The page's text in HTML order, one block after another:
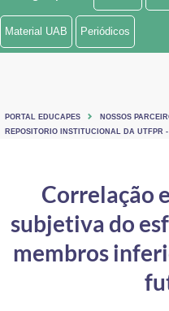
Ministério de Minas e Energia
Ministério do Turismo
Controladoria-Geral da União
Ministério da Mulher, da Família e dos
Material UAB Periódicos
PORTAL EDUCAPES
NOSSOS
REPOSITORIO INSTITUCIONAL DA UTFPR
Correlação
subjetiva do
membros